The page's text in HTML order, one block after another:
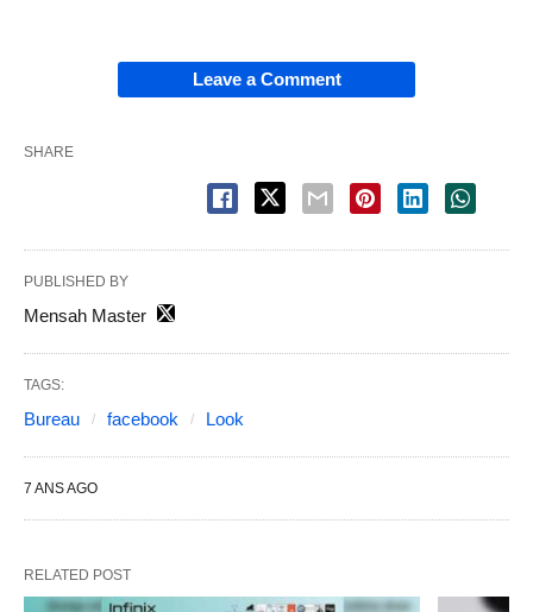
Leave a Comment
SHARE
PUBLISHED BY
Mensah Master
TAGS:
Bureau facebook Look
7 ANS AGO
RELATED POST